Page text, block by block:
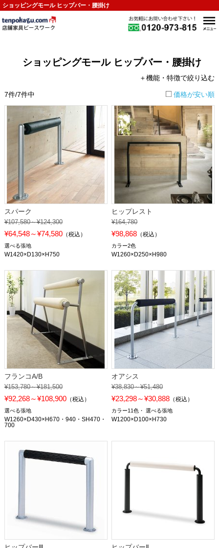
ショッピングモール ヒップバー・腰掛け
ショッピングモール ヒップバー・腰掛け
＋機能・特徴で絞り込む
7件/7件中 価格が安い順
スパーク
¥107,580～¥124,300
¥64,548～¥74,580（税込）
選べる張地
W1420×D130×H750
ヒップレスト
¥164,780
¥98,868 （税込）
カラー2色
W1260×D250×H980
フランコA/B
¥153,780～¥181,500
¥92,268～¥108,900（税込）
選べる張地
W1260×D430×H670・940・SH470・
700
オアシス
¥38,830～¥51,480
¥23,298～¥30,888 （税込）
カラー11色 選べる張地
W1200×D100×H730